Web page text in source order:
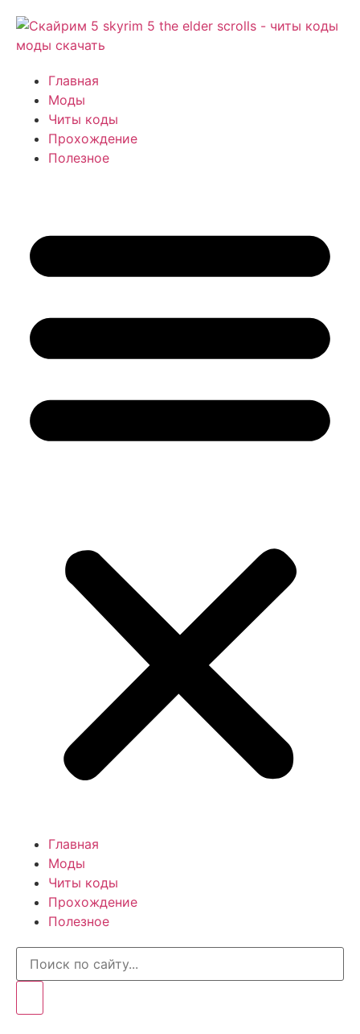
Главная
Моды
Читы коды
Прохождение
Полезное
Главная
Моды
Читы коды
Прохождение
Полезное